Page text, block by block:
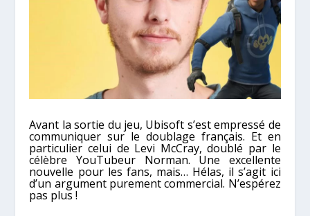
Avant la sortie du jeu, Ubisoft s’est empressé de
communiquer sur le doublage français. Et en
particulier celui de Levi McCray, doublé par le
célèbre YouTubeur Norman. Une excellente
nouvelle pour les fans, mais… Hélas, il s’agit ici
d’un argument purement commercial. N’espérez
pas plus !